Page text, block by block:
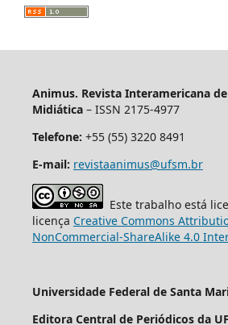
Animus. Revista Interamericana
Midiática– ISSN 2175-4977
Telefone: +55 (55) 3220 8491
E-mail: revistaanimus@ufsm.br
Este trabalho está
licença Creative Commons
NonCommercial-ShareAlike 4.0
Universidade Federal de Santa
Editora Central de Periódicos da